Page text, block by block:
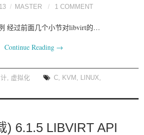
MASTER 1 COMMENT
经过前面几个小节对libvirt的…
Continue Reading →
虚拟化 C KVM LINUX
) 6.1.5 LIBVIRT API